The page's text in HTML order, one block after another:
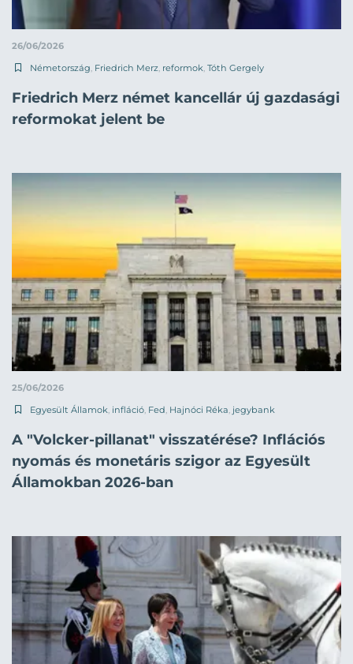
26/06/2026
Németország, Friedrich Merz, reformok, Tóth Gergely
Friedrich Merz német kancellár új gazdasági
reformokat jelent be
25/06/2026
Egyesült Államok, infláció, Fed, Hajnóci Réka, jegybank
A "Volcker-pillanat" visszatérése? Inflációs
nyomás és monetáris szigor az Egyesült
Államokban 2026-ban